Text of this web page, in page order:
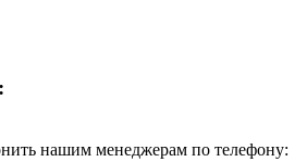
нашим менеджерам по телефону: